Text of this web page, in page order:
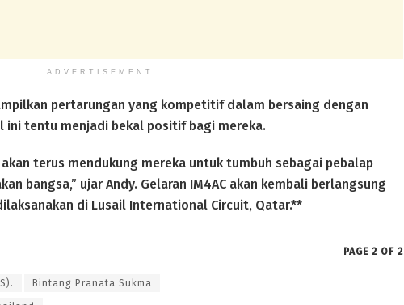
ADVERTISEMENT
pertarungan yang kompetitif dalam bersaing dengan
ini tentu menjadi bekal positif bagi mereka.
terus mendukung mereka untuk tumbuh sebagai pebalap
bangsa,” ujar Andy. Gelaran IM4AC akan kembali berlangsung
di Lusail International Circuit, Qatar.**
PAGE 2 OF 2
Bintang Pranata Sukma